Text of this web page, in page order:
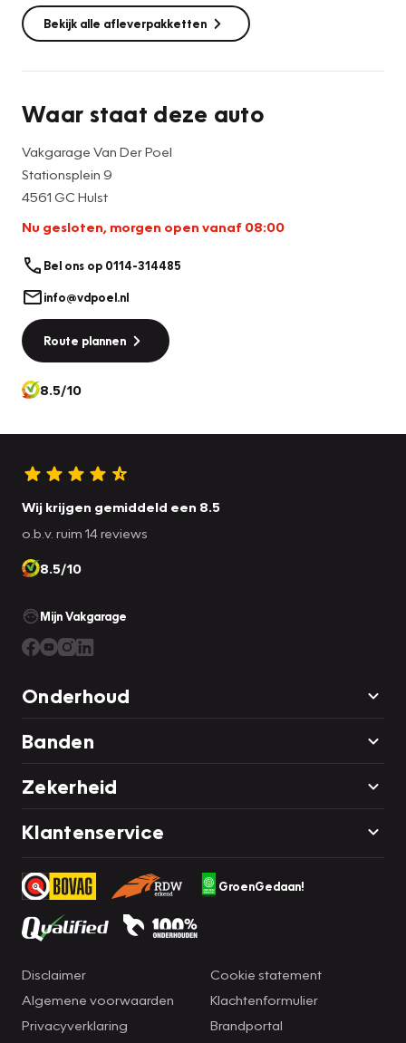
Bekijk alle afleverpakketten
Waar staat deze auto
Vakgarage Van Der Poel
Stationsplein 9
4561 GC Hulst
Nu gesloten, morgen open vanaf 08:00
Bel ons op 0114-314485
info@vdpoel.nl
Route plannen
8.5/10
Wij krijgen gemiddeld een 8.5
o.b.v. ruim 14 reviews
8.5/10
Mijn Vakgarage
Onderhoud
Banden
Zekerheid
Klantenservice
GroenGedaan!
Disclaimer
Algemene voorwaarden
Privacyverklaring
Cookie statement
Klachtenformulier
Brandportal